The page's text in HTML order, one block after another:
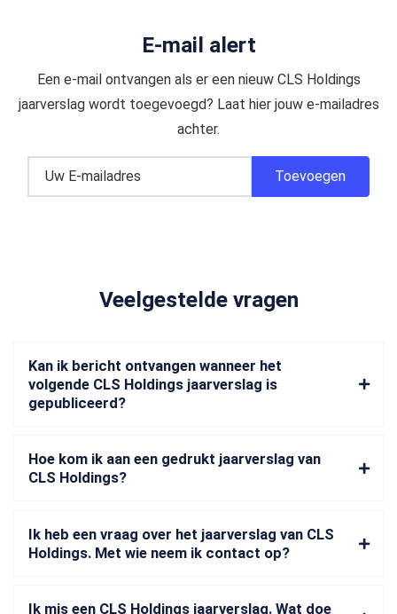
E-mail alert
Een e-mail ontvangen als er een nieuw CLS Holdings
jaarverslag wordt toegevoegd? Laat hier jouw e-mailadres
achter.
Veelgestelde vragen
Kan ik bericht ontvangen wanneer het
volgende CLS Holdings jaarverslag is
gepubliceerd?
Hoe kom ik aan een gedrukt jaarverslag van
CLS Holdings?
Ik heb een vraag over het jaarverslag van CLS
Holdings. Met wie neem ik contact op?
Ik mis een CLS Holdings jaarverslag. Wat doe